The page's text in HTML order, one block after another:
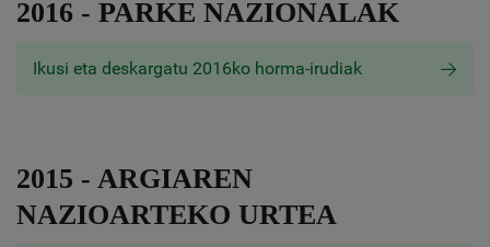
2016 - PARKE NAZIONALAK
Ikusi eta deskargatu 2016ko horma-irudiak
2015 - ARGIAREN
NAZIOARTEKO URTEA